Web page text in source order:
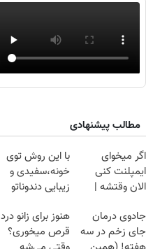
مطالب پیشنهادی
اگر میخوای
ایمپلنت کنی
الان وقتشه |
میلیون تومان!!!
با این روش توی
خونه،سفیدی و
زیبایی دندوناتو
(40%off)
جادوی درمان
جای زخم در سه
هنوز برای زانو درد
قرص میخوری؟